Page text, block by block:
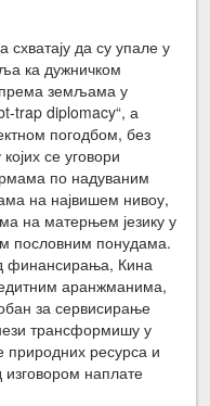
да су упале у
ка дужничком
према земљама у
trap diplomacy“, а
погодбом, без
се уговори
по надуваним
на највишем нивоу,
на матерњем језику у
пословним понудама.
финансирања, Кина
аранжманима,
за сервисирање
трансформишу у
ресурса и
наплате